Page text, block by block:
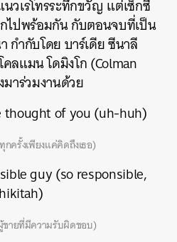
วเรโทรระทึกขวัญ แต่เซ็กซี่
ไปพร้อมกัน กับตอนจบที่เป็น
กำกับโดย บาร์เดีย ซีนาลี
ลแมน โดมิงโก (Colman
าร่วมงานด้วย
thought of you (uh-huh)
กครั้งเพียงแค่คิดถึงเธอ)
guy (so responsible,
ายที่มีความรับผิดชอบ)